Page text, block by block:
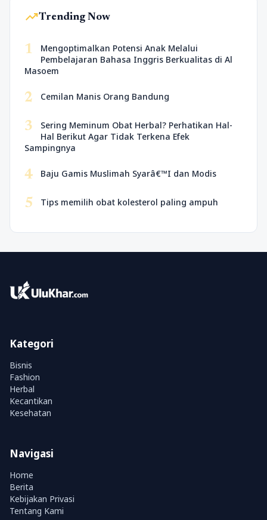
trending_upTrending Now
1
Mengoptimalkan Potensi Anak Melalui
Pembelajaran Bahasa Inggris Berkualitas di Al
Masoem
2 Cemilan Manis Orang Bandung
3
Sering Meminum Obat Herbal? Perhatikan Hal-
Hal Berikut Agar Tidak Terkena Efek
Sampingnya
4 Baju Gamis Muslimah Syarâ€™I dan Modis
5 Tips memilih obat kolesterol paling ampuh
Kategori
Bisnis
Fashion
Herbal
Kecantikan
Kesehatan
Navigasi
Home
Berita
Kebijakan Privasi
Tentang Kami